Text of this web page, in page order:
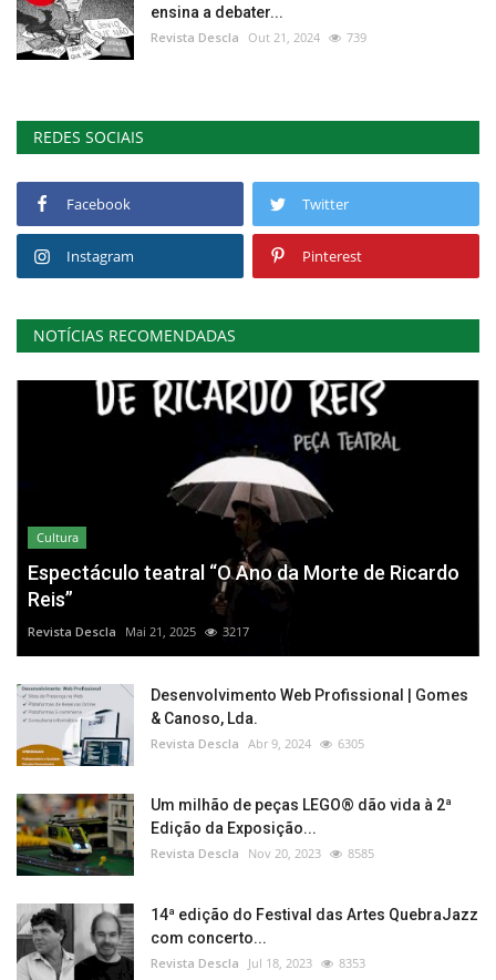
ensina a debater...
Revista Descla Out 21, 2024 739
REDES SOCIAIS
Facebook Twitter
Instagram Pinterest
NOTÍCIAS RECOMENDADAS
Cultura
Espectáculo teatral “O Ano da Morte de Ricardo
Reis”
Revista Descla Mai 21, 2025 3217
Desenvolvimento Web Profissional | Gomes
& Canoso, Lda.
Revista Descla Abr 9, 2024 6305
Um milhão de peças LEGO® dão vida à 2ª
Edição da Exposição...
Revista Descla Nov 20, 2023 8585
14ª edição do Festival das Artes QuebraJazz
com concerto...
Revista Descla Jul 18, 2023 8353